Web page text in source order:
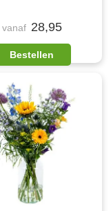
vanaf 28,95
Bestellen